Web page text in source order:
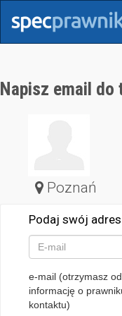
Napisz email do
Poznań
Podaj swój
e-mail (otrzymasz
informację o
kontaktu)